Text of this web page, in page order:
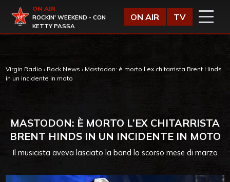
Virgin Radio
ON AIR
ROCKIN' WEEKEND - CON
KETTY PASSA
ON AIR TV
Virgin Radio › Rock News › Mastodon: è morto l’ex chitarrista Brent Hinds
in un incidente in moto
MASTODON: È MORTO L’EX CHITARRISTA
BRENT HINDS IN UN INCIDENTE IN MOTO
Il musicista aveva lasciato la band lo scorso mese di marzo